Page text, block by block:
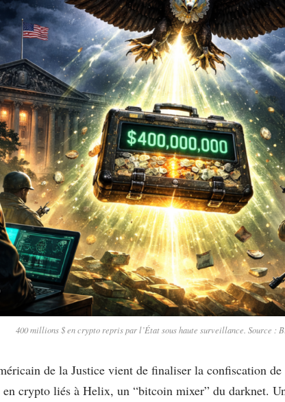
400 millions $ en crypto repris par l’État sous haute surveillance. Source :
de la Justice vient de finaliser la confiscation
en crypto liés à Helix, un “bitcoin mixer” du darknet.